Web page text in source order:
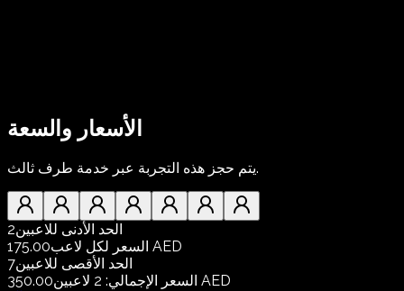
الأسعار والسعة
يتم حجز هذه التجربة عبر خدمة طرف ثالث.
الحد الأدنى للاعبين2
السعر لكل لاعب 175.00 AED
الحد الأقصى للاعبين7
السعر الإجمالي:
2 لاعبين
350.00 AED